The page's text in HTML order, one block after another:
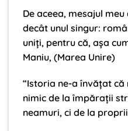
De aceea, mesajul
decât unul singur:
uniţi, pentru că, aşa
Maniu, (Marea Unire)
“Istoria ne-a învăţat
nimic de la împăraţii
neamuri, ci de la